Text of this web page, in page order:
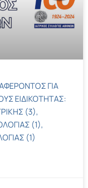
ΓΙΑ
ΕΙΔΙΚΟΤΗΤΑΣ:
(3),
(1),
(1)